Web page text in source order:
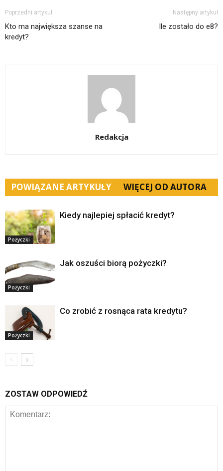
Poprzedni artykuł
Kto ma największa szanse na
kredyt?
Następny artykuł
Ile zostało do e8?
Redakcja
POWIĄZANE ARTYKUŁY WIĘCEJ OD AUTORA
Pożyczki
Kiedy najlepiej spłacić kredyt?
Pożyczki
Jak oszuści biorą pożyczki?
Pożyczki
Co zrobić z rosnąca rata kredytu?
ZOSTAW ODPOWIEDŹ